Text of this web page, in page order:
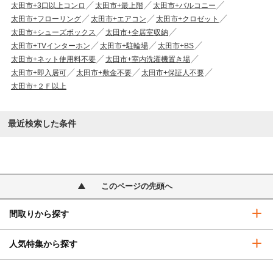
太田市+3口以上コンロ
太田市+最上階
太田市+バルコニー
太田市+フローリング
太田市+エアコン
太田市+クロゼット
太田市+シューズボックス
太田市+全居室収納
太田市+TVインターホン
太田市+駐輪場
太田市+BS
太田市+ネット使用料不要
太田市+室内洗濯機置き場
太田市+即入居可
太田市+敷金不要
太田市+保証人不要
太田市+２Ｆ以上
最近検索した条件
このページの先頭へ
間取りから探す
人気特集から探す